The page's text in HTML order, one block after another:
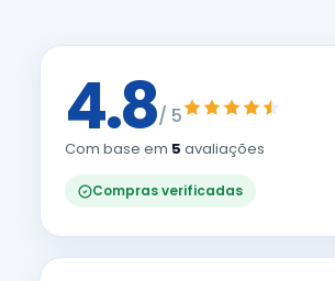
4.8/ 5
Com base em 5 avaliações
Compras verificadas